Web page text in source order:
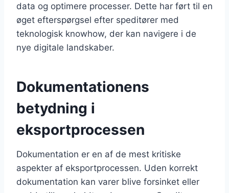
data og optimere processer. Dette har ført til en
øget efterspørgsel efter speditører med
teknologisk knowhow, der kan navigere i de
nye digitale landskaber.
Dokumentationens
betydning i
eksportprocessen
Dokumentation er en af de mest kritiske
aspekter af eksportprocessen. Uden korrekt
dokumentation kan varer blive forsinket eller